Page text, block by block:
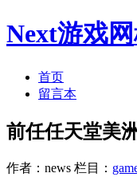
Next游戏网
首页
留言本
前任任天堂美
作者：news 栏目：